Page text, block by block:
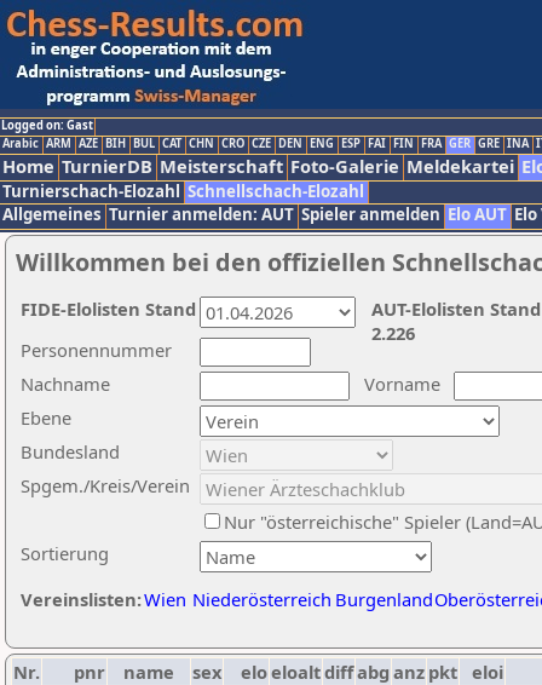
Logged on: Gast
Arabic ARM AZE BIH BUL CAT CHN CRO CZE DEN ENG ESP FAI FIN FRA GER GRE INA
Home TurnierDB Meisterschaft Foto-Galerie Meldekartei
Turnierschach-Elozahl Schnellschach-Elozahl
Allgemeines Turnier anmelden: AUT Spieler anmelden Elo AUT
Willkommen bei den offiziellen
Nachname
Vorname
Ebene
Sortierung
Personennummer
Bundesland
Spgem./Kreis/Verein
Nur "österreichische" Spieler
Vereinslisten:Wien Niederösterreich Burgenland
AUT-Elolisten
2.226
FIDE-Elolisten Stand
Nr. pnr name sex eloeloaltdiffabg anz pkt eloi